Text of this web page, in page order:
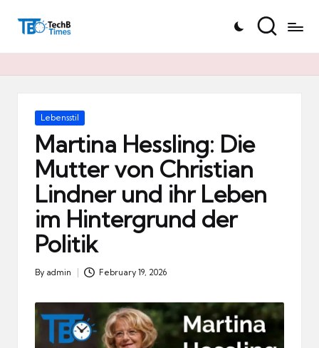
T
h
Posted
Lebensstil
Martina Hessling: Die
Mutter von Christian
Lindner und ihr Leben
im Hintergrund der
Politik
Posted
By admin February 19, 2026